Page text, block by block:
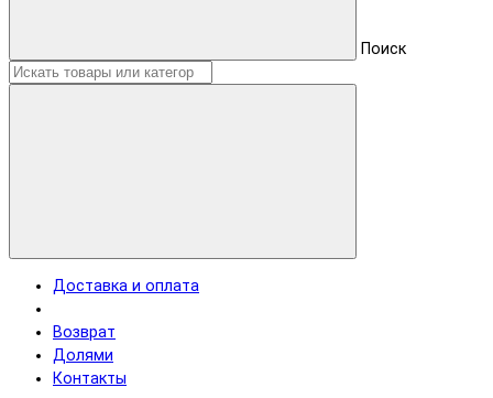
Поиск
Доставка и оплата
Возврат
Долями
Контакты